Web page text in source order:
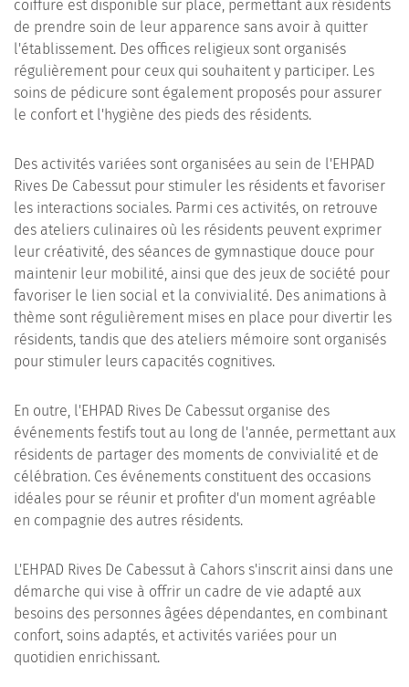
coiffure est disponible sur place, permettant aux résidents
de prendre soin de leur apparence sans avoir à quitter
l'établissement. Des offices religieux sont organisés
régulièrement pour ceux qui souhaitent y participer. Les
soins de pédicure sont également proposés pour assurer
le confort et l'hygiène des pieds des résidents.
Des activités variées sont organisées au sein de l'EHPAD
Rives De Cabessut pour stimuler les résidents et favoriser
les interactions sociales. Parmi ces activités, on retrouve
des ateliers culinaires où les résidents peuvent exprimer
leur créativité, des séances de gymnastique douce pour
maintenir leur mobilité, ainsi que des jeux de société pour
favoriser le lien social et la convivialité. Des animations à
thème sont régulièrement mises en place pour divertir les
résidents, tandis que des ateliers mémoire sont organisés
pour stimuler leurs capacités cognitives.
En outre, l'EHPAD Rives De Cabessut organise des
événements festifs tout au long de l'année, permettant aux
résidents de partager des moments de convivialité et de
célébration. Ces événements constituent des occasions
idéales pour se réunir et profiter d'un moment agréable
en compagnie des autres résidents.
L'EHPAD Rives De Cabessut à Cahors s'inscrit ainsi dans une
démarche qui vise à offrir un cadre de vie adapté aux
besoins des personnes âgées dépendantes, en combinant
confort, soins adaptés, et activités variées pour un
quotidien enrichissant.